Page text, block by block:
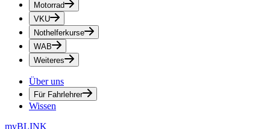
Motorrad
VKU
Nothelferkurse
WAB
Weiteres
Über uns
Für Fahrlehrer
Wissen
myBLINK